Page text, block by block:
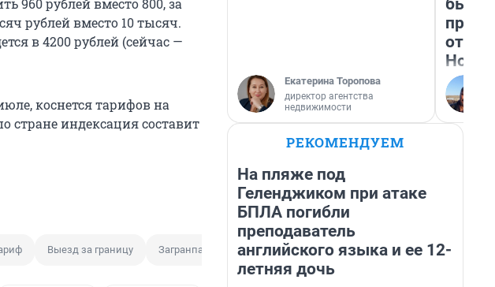
960 рублей вместо 800, за
рублей вместо 10 тысяч.
в 4200 рублей (сейчас —
коснется тарифов на
стране индексация составит
Выезд за границу Загранпаспорт
Екатерина Торопова
директор агентства
недвижимости
бьет
РЕКОМЕНДУЕМ
На пляже под
Геленджиком при атаке
БПЛА погибли
преподаватель
английского языка и ее 12-
летняя дочь